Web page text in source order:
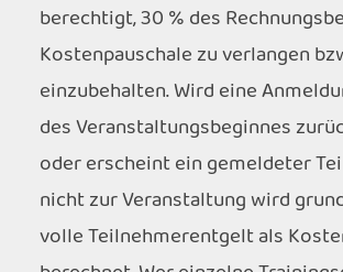
berechtigt, 30 % des
Kostenpauschale zu verlangen
einzubehalten. Wird eine
des Veranstaltungsbeginnes
oder erscheint ein gemeldeter
nicht zur Veranstaltung wird
volle Teilnehmerentgelt als